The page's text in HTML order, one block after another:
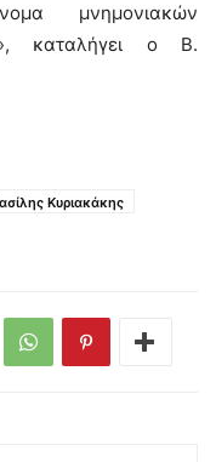
μνημονιακών
καταλήγει ο Β.
Κυριακάκης